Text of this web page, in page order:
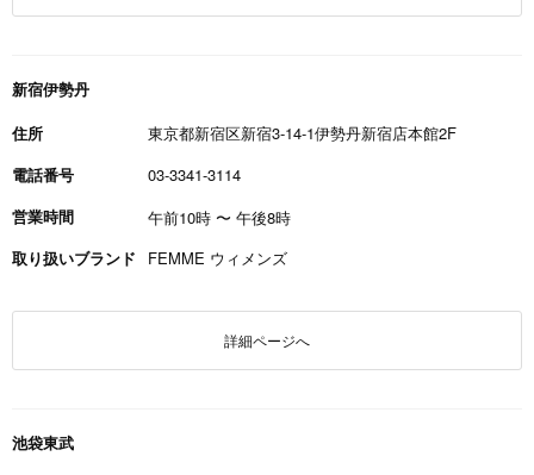
新宿伊勢丹
住所
東京都新宿区新宿3-14-1伊勢丹新宿店本館2F
電話番号
03-3341-3114
営業時間
午前10時 〜 午後8時
取り扱いブランド
FEMME ウィメンズ
詳細ページへ
池袋東武